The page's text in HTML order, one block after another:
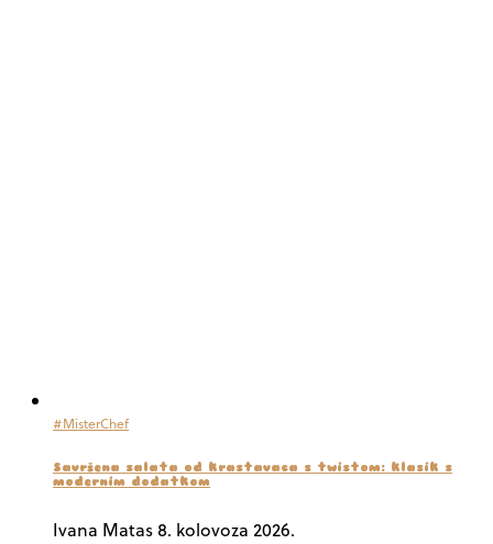
#MisterChef
Savršena salata od krastavaca s twistom: klasik s
modernim dodatkom
Ivana Matas 8. kolovoza 2026.